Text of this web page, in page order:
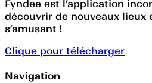
Fyndee est l’application
découvrir de nouveaux lieux
s’amusant !
Clique pour télécharger
Navigation